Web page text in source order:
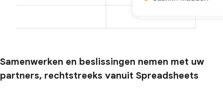
Samenwerken en beslissingen nemen met uw
partners, rechtstreeks vanuit Spreadsheets